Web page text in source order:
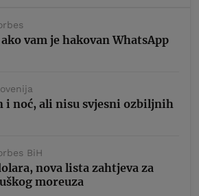
vam je hakovan WhatsApp
i noć, ali nisu svjesni ozbiljnih
BiH
nova lista zahtjeva za
moreuza